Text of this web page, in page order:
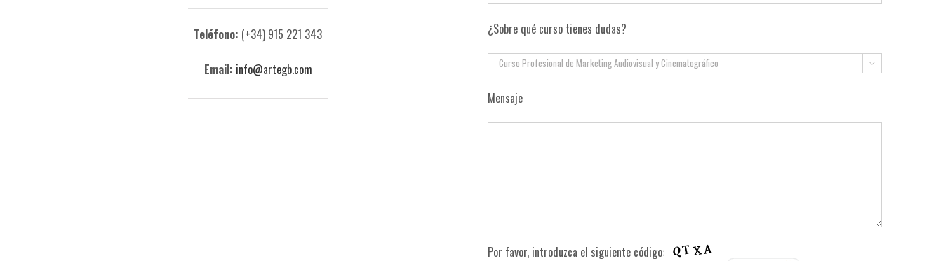
Teléfono: (+34) 915 221 343
Email: info@artegb.com
¿Sobre qué curso tienes dudas?

Mensaje
Por favor, introduzca el siguiente código: